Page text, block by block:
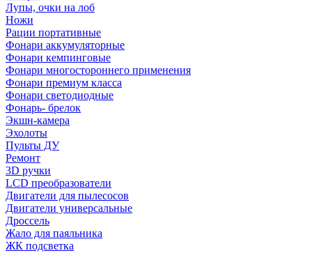
Лупы, очки на лоб
Ножи
Рации портативные
Фонари аккумуляторные
Фонари кемпинговые
Фонари многостороннего применения
Фонари премиум класса
Фонари светодиодные
Фонарь- брелок
Экшн-камера
Эхолоты
Пульты ДУ
Ремонт
3D ручки
LCD преобразователи
Двигатели для пылесосов
Двигатели универсальные
Дроссель
Жало для паяльника
ЖК подсветка